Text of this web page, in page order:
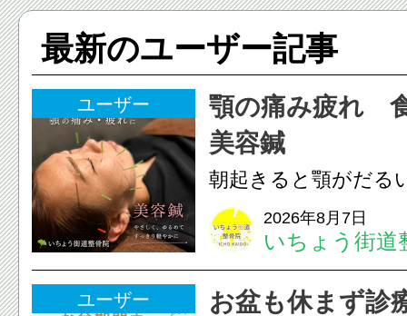
最新のユーザー記事
ユーザー
顎の痛み疲れ
美容鍼
朝起きると顎がだる
ありませんか？無意
は、顎の痛みや疲れ
フェイスラインの張
2026年8月7日
いちょう街道
ユーザー お盆も休まず診